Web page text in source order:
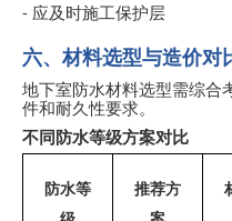
- 应及时施工保护层
六、材料选型与造价对
地下室防水材料选型需综合
件和耐久性要求。
不同防水等级方案对比
防水等
推荐方